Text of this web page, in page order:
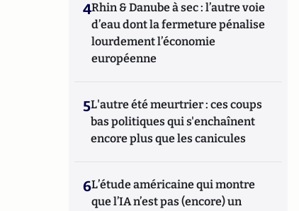
4Rhin & Danube à sec : l’autre voie
d’eau dont la fermeture pénalise
lourdement l’économie
européenne
5L'autre été meurtrier : ces coups
bas politiques qui s'enchaînent
encore plus que les canicules
6L’étude américaine qui montre
que l’IA n’est pas (encore) un